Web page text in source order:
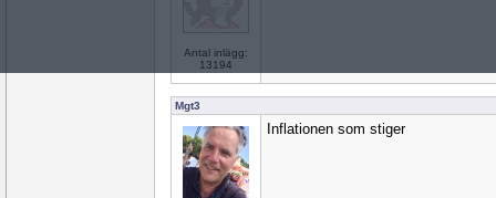
Antal inlägg:
13194
Mgt3
Inflationen som stiger